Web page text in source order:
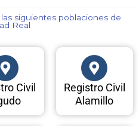
siguientes poblaciones de
Real​
Civil
Registro Civil
Alamillo